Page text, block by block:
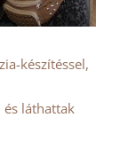
készítéssel,
és láthattak